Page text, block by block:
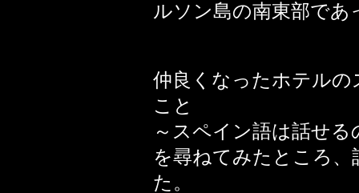
ルソン島の南東部であ
仲良くなったホテル
こと
～スペイン語は話せる
を尋ねてみたところ
た。